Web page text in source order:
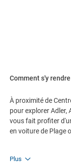
Comment s'y rendre
À proximité de
pour explorer Adler,
vous fait profiter
en voiture de Plage
Plus